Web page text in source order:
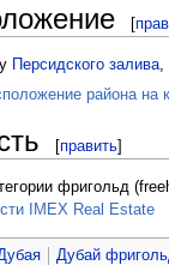
[
Персидского залива,
района на
[править]
фригольд
IMEX Real Estate
Дубай